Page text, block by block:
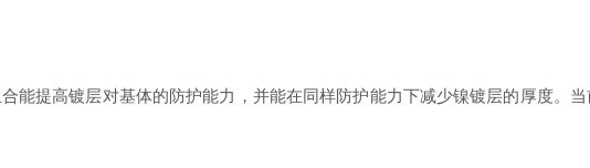
能提高镀层对基体的防护能力，并能在同样防护能力下减少镍镀层的厚度。当